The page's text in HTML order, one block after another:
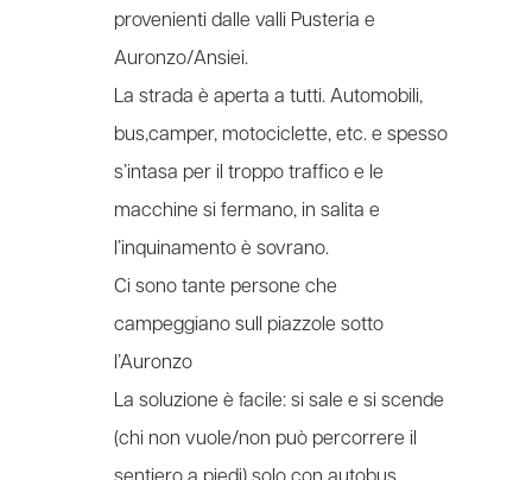
provenienti dalle valli Pusteria e
Auronzo/Ansiei.
La strada è aperta a tutti. Automobili,
bus,camper, motociclette, etc. e spesso
s’intasa per il troppo traffico e le
macchine si fermano, in salita e
l’inquinamento è sovrano.
Ci sono tante persone che
campeggiano sull piazzole sotto
l’Auronzo
La soluzione è facile: si sale e si scende
(chi non vuole/non può percorrere il